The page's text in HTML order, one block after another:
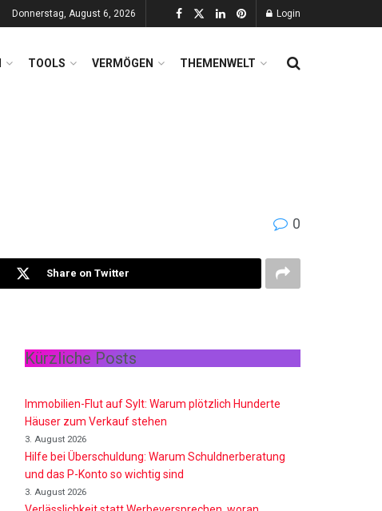
Donnerstag, August 6, 2026 Login
TOOLS VERMÖGEN THEMENWELT
0
Share on Twitter
Kürzliche Posts
Immobilien-Flut auf Sylt: Warum plötzlich Hunderte
Häuser zum Verkauf stehen
3. August 2026
Hilfe bei Überschuldung: Warum Schuldnerberatung
und das P-Konto so wichtig sind
3. August 2026